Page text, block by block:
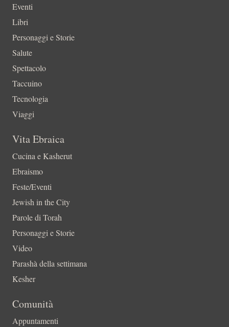
Eventi
Libri
Personaggi e Storie
Salute
Spettacolo
Taccuino
Tecnologia
Viaggi
Vita Ebraica
Cucina e Kasherut
Ebraismo
Feste/Eventi
Jewish in the City
Parole di Torah
Personaggi e Storie
Video
Parashà della settimana
Kesher
Comunità
Appuntamenti